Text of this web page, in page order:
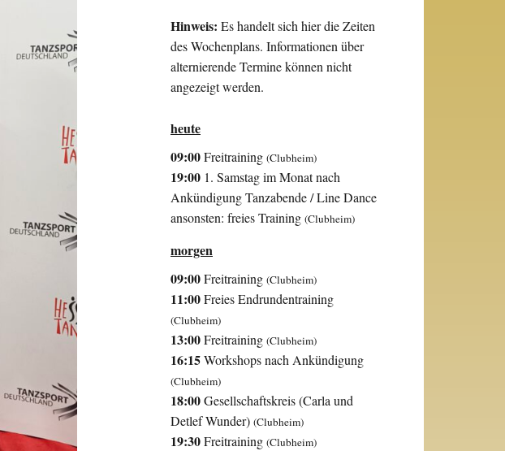
Hinweis: Es handelt sich hier die Zeiten
des Wochenplans. Informationen über
alternierende Termine können nicht
angezeigt werden.
heute
09:00Freitraining (Clubheim)
19:00 1. Samstag im Monat nach
Ankündigung Tanzabende / Line Dance
ansonsten: freies Training (Clubheim)
morgen
09:00Freitraining (Clubheim)
11:00Freies Endrundentraining
(Clubheim)
13:00Freitraining (Clubheim)
16:15Workshops nach Ankündigung
(Clubheim)
18:00Gesellschaftskreis (Carla und
Detlef Wunder) (Clubheim)
19:30Freitraining (Clubheim)